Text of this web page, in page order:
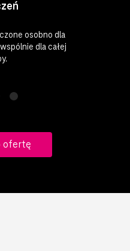
osobno dla
dla całej
ofertę